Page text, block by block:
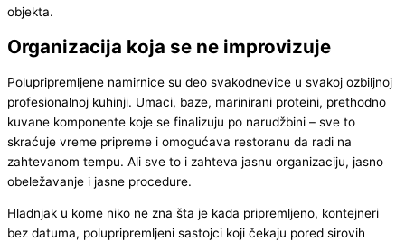
objekta.
Organizacija koja se ne improvizuje
Polupripremljene namirnice su deo svakodnevice u svakoj ozbiljnoj
profesionalnoj kuhinji. Umaci, baze, marinirani proteini, prethodno
kuvane komponente koje se finalizuju po narudžbini – sve to
skraćuje vreme pripreme i omogućava restoranu da radi na
zahtevanom tempu. Ali sve to i zahteva jasnu organizaciju, jasno
obeležavanje i jasne procedure.
Hladnjak u kome niko ne zna šta je kada pripremljeno, kontejneri
bez datuma, polupripremljeni sastojci koji čekaju pored sirovih